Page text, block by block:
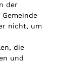
der
nicht, um
die
und